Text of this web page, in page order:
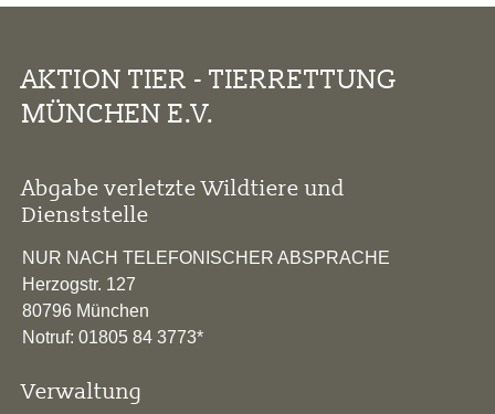
AKTION TIER - TIERRETTUNG
MÜNCHEN E.V.
Abgabe verletzte Wildtiere und
Dienststelle
NUR NACH TELEFONISCHER ABSPRACHE
Herzogstr. 127
80796 München
Notruf: 01805 84 3773*
Verwaltung